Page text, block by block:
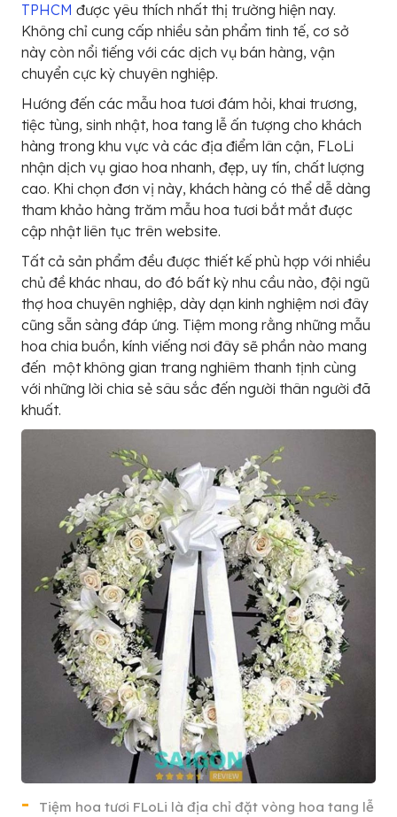
TPHCM được yêu thích nhất thị trường hiện nay.
Không chỉ cung cấp nhiều sản phẩm tinh tế, cơ sở
này còn nổi tiếng với các dịch vụ bán hàng, vận
chuyển cực kỳ chuyên nghiệp.
Hướng đến các mẫu hoa tươi đám hỏi, khai trương,
tiệc tùng, sinh nhật, hoa tang lễ ấn tượng cho khách
hàng trong khu vực và các địa điểm lân cận, FLoLi
nhận dịch vụ giao hoa nhanh, đẹp, uy tín, chất lượng
cao. Khi chọn đơn vị này, khách hàng có thể dễ dàng
tham khảo hàng trăm mẫu hoa tươi bắt mắt được
cập nhật liên tục trên website.
Tất cả sản phẩm đều được thiết kế phù hợp với nhiều
chủ đề khác nhau, do đó bất kỳ nhu cầu nào, đội ngũ
thợ hoa chuyên nghiệp, dày dạn kinh nghiệm nơi đây
cũng sẵn sàng đáp ứng. Tiệm mong rằng những mẫu
hoa chia buồn, kính viếng nơi đây sẽ phần nào mang
đến một không gian trang nghiêm thanh tịnh cùng
với những lời chia sẻ sâu sắc đến người thân người đã
khuất.
Tiệm hoa tươi FLoLi là địa chỉ đặt vòng hoa tang lễ